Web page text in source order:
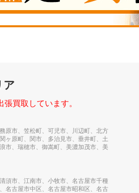
ア
買取しています。
原市、笠松町、可児市、川辺町、北方
ヶ原町、関市、多治見市、垂井町、土
市、瑞穂市、御嵩町、美濃加茂市、美
須市、江南市、小牧市、名古屋市千種
名古屋市中区、名古屋市昭和区、名古